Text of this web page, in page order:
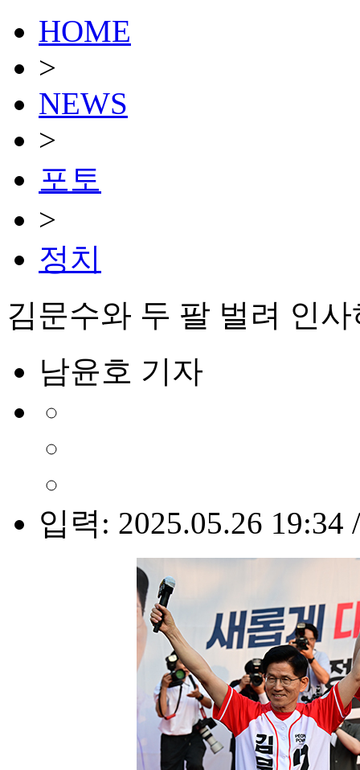
HOME
>
NEWS
>
포토
>
정치
김문수와 두 팔 벌려 인
남윤호 기자
입력: 2025.05.26 19:34